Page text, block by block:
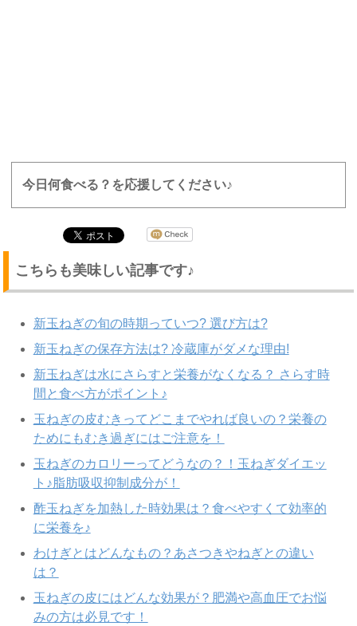
今日何食べる？を応援してください♪
こちらも美味しい記事です♪
新玉ねぎの旬の時期っていつ? 選び方は?
新玉ねぎの保存方法は? 冷蔵庫がダメな理由!
新玉ねぎは水にさらすと栄養がなくなる？ さらす時
間と食べ方がポイント♪
玉ねぎの皮むきってどこまでやれば良いの？栄養の
ためにもむき過ぎにはご注意を！
玉ねぎのカロリーってどうなの？！玉ねぎダイエッ
ト♪脂肪吸収抑制成分が！
酢玉ねぎを加熱した時効果は？食べやすくて効率的
に栄養を♪
わけぎとはどんなもの？あさつきやねぎとの違い
は？
玉ねぎの皮にはどんな効果が？肥満や高血圧でお悩
みの方は必見です！